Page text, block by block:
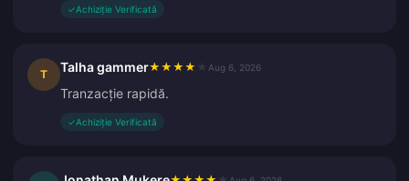
✓Achiziție Verificată
T Talha gammer★ ★ ★ ★ Aug 6, 2026
Tranzacție rapidă.
✓Achiziție Verificată